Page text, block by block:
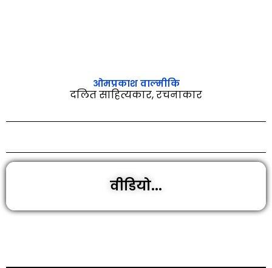
ओमप्रकाश वाल्‍मीकि
दलित साहित्यकार, रचनाकार
वीडियो...